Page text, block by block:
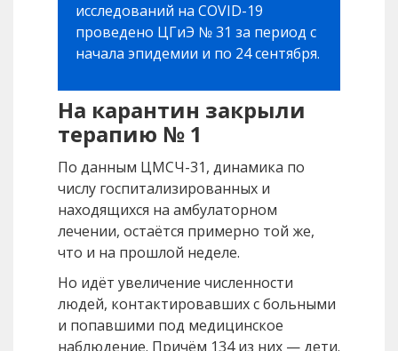
исследований на COVID-19
проведено ЦГиЭ № 31 за период с
начала эпидемии и по 24 сентября.
На карантин закрыли
терапию № 1
По данным ЦМСЧ-31, динамика по
числу госпитализированных и
находящихся на амбулаторном
лечении, остаётся примерно той же,
что и на прошлой неделе.
Но идёт увеличение численности
людей, контактировавших с больными
и попавшими под медицинское
наблюдение. Причём 134 из них — дети.